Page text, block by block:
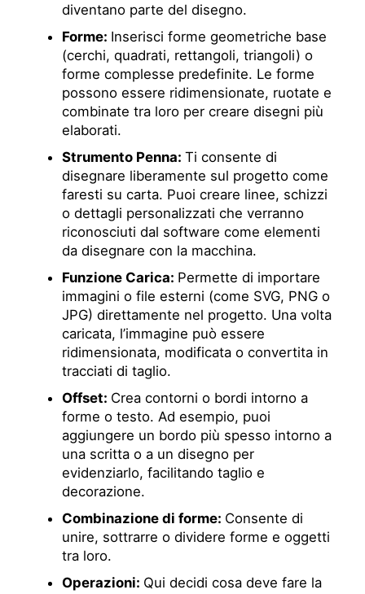
diventano parte del disegno.
Forme: Inserisci forme geometriche base
(cerchi, quadrati, rettangoli, triangoli) o
forme complesse predefinite. Le forme
possono essere ridimensionate, ruotate e
combinate tra loro per creare disegni più
elaborati.
Strumento Penna: Ti consente di
disegnare liberamente sul progetto come
faresti su carta. Puoi creare linee, schizzi
o dettagli personalizzati che verranno
riconosciuti dal software come elementi
da disegnare con la macchina.
Funzione Carica: Permette di importare
immagini o file esterni (come SVG, PNG o
JPG) direttamente nel progetto. Una volta
caricata, l’immagine può essere
ridimensionata, modificata o convertita in
tracciati di taglio.
Offset: Crea contorni o bordi intorno a
forme o testo. Ad esempio, puoi
aggiungere un bordo più spesso intorno a
una scritta o a un disegno per
evidenziarlo, facilitando taglio e
decorazione.
Combinazione di forme: Consente di
unire, sottrarre o dividere forme e oggetti
tra loro.
Operazioni: Qui decidi cosa deve fare la